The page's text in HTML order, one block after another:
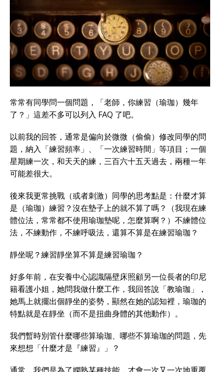
常常有同學問一個問題，「老師，你練習（瑜珈）幾年
了？」這差不多可以列入 FAQ 了吧。
以前我的回答，通常是偏向於微微（偷偷）修改同學的問
題，納入「練習頻率」、「一次練習時間」等項目；一個
星期練一次，和天天的練，三百六十五天過去，兩種一年
可能差很大。
後來我更常挑戰（或者刺激）同學的思考點是：什麼才算
是（瑜珈）練習？沒在墊子上的就不算了嗎？（我現在練
體位法，常常都不使用瑜珈墊呢，怎麼算啊？）不練體位
法，不練動作，不練呼吸法，還算不算是在練習瑜珈？
靜坐呢？練習靜坐算不算是練習瑜珈？
好多年前，在安養中心認識隔壁床照顧另一位長者的印尼
籍看護小姐，她問我做什麼工作，我回答說「教瑜珈」，
她馬上就擺出個靜坐的姿勢，顯然在她的認知裡，瑜珈的
特點就是在靜坐（而不是扭曲身體的其他動作）。
我們暫時別管什麼哪些算瑜珈、哪些不算瑜珈的問題，先
來想想「什麼才是『練習』」？
通常，我們是為了嫻熟某種技能，才會一次又一次地重覆